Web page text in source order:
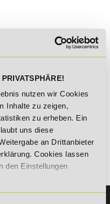
nutzen wir Cookies
Inhalte zu zeigen,
zu erheben. Ein
uns diese
an Drittanbieter
Cookies lassen
den Einstellungen
Rabatt zusätzlich auf
mit weiteren Rabatten
gern.
Anfangsbuchstaben.